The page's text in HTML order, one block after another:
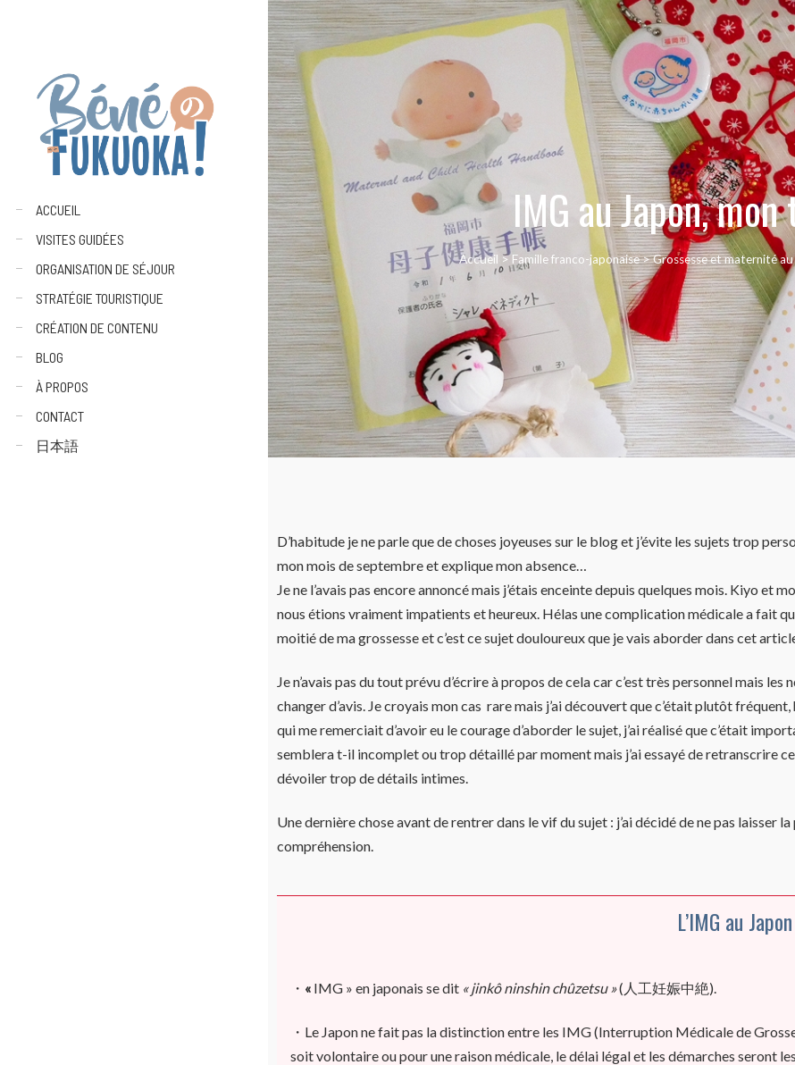
ACCUEIL
VISITES GUIDÉES
ORGANISATION DE SÉJOUR
STRATÉGIE TOURISTIQUE
CRÉATION DE CONTENU
BLOG
À PROPOS
CONTACT
日本語
IMG au Japon,
Accueil >Famille franco-japonaise>Grossesse et maternité au
D’habitude je ne parle que de choses joyeuses sur le blog et j’évite les sujets trop
mon mois de septembre et explique mon absence…
Je ne l’avais pas encore annoncé mais j’étais enceinte depuis quelques mois. Kiyo
nous étions vraiment impatients et heureux. Hélas une complication médicale a fait
moitié de ma grossesse et c’est ce sujet douloureux que je vais aborder dans cet
Je n’avais pas du tout prévu d’écrire à propos de cela car c’est très personnel mais
changer d’avis. Je croyais mon cas rare mais j’ai découvert que c’était plutôt
qui me remerciait d’avoir eu le courage d’aborder le sujet, j’ai réalisé que c’était
semblera t-il incomplet ou trop détaillé par moment mais j’ai essayé de retranscrire
dévoiler trop de détails intimes.
Une dernière chose avant de rentrer dans le vif du sujet : j’ai décidé de ne pas
compréhension.
L’IMG au Japon
・ « IMG » en japonais se dit « jinkô ninshin chûzetsu »(人工妊娠中絶).
・Le Japon ne fait pas la distinction entre les IMG (Interruption Médicale de
soit volontaire ou pour une raison médicale, le délai légal et les démarches seront